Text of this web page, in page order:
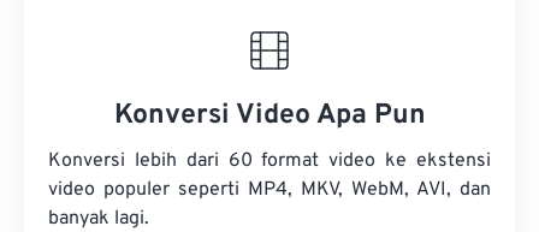
Konversi Video Apa Pun
Konversi lebih dari 60 format video ke ekstensi
video populer seperti MP4, MKV, WebM, AVI, dan
banyak lagi.